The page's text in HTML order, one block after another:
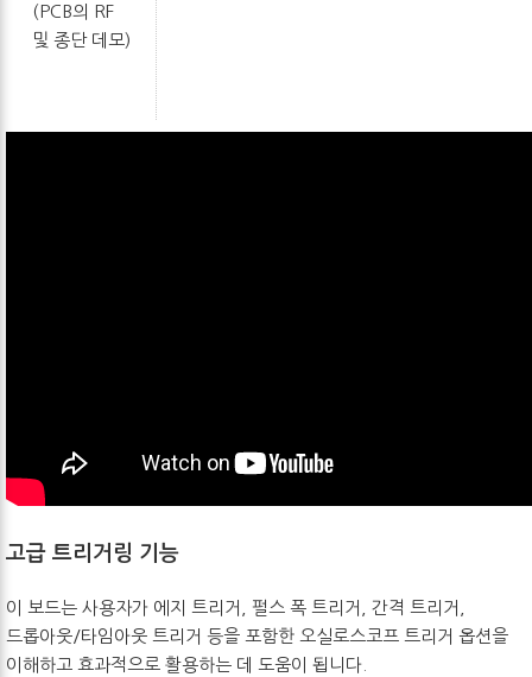
(PCB의 RF
및 종단 데모)
고급 트리거링 기능
이 보드는 사용자가 에지 트리거, 펄스 폭 트리거, 간격 트리거,
드롭아웃/타임아웃 트리거 등을 포함한 오실로스코프 트리거 옵션을
이해하고 효과적으로 활용하는 데 도움이 됩니다.